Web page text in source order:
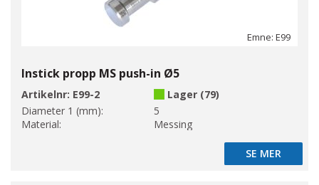
Emne: E99
Instick propp MS push-in Ø5
Artikelnr: E99-2
Lager (79)
Diameter 1 (mm):
5
Material:
Messing
SE MER
SE MER